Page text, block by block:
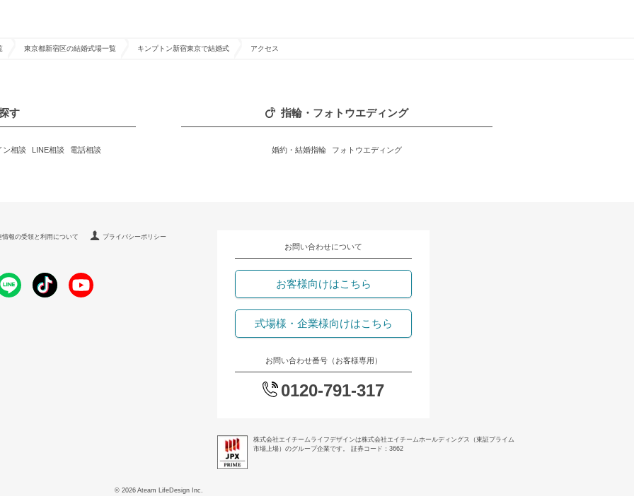
東京都新宿区の結婚式場一覧 キンプトン新宿東京で結婚式 アクセス
す
ン相談 LINE相談 電話相談
指輪・フォトウエディング
婚約・結婚指輪 フォトウエディング
情報の受領と利用について プライバシーポリシー
お問い合わせについて
お客様向けはこちら
式場様・企業様向けはこちら
お問い合わせ番号（お客様専用）
0120-791-317
株式会社エイチームライフデザインは株式会社エイチームホールディングス（東証プライム
市場上場）のグループ企業です。 証券コード：3662
© 2026 Ateam LifeDesign Inc.